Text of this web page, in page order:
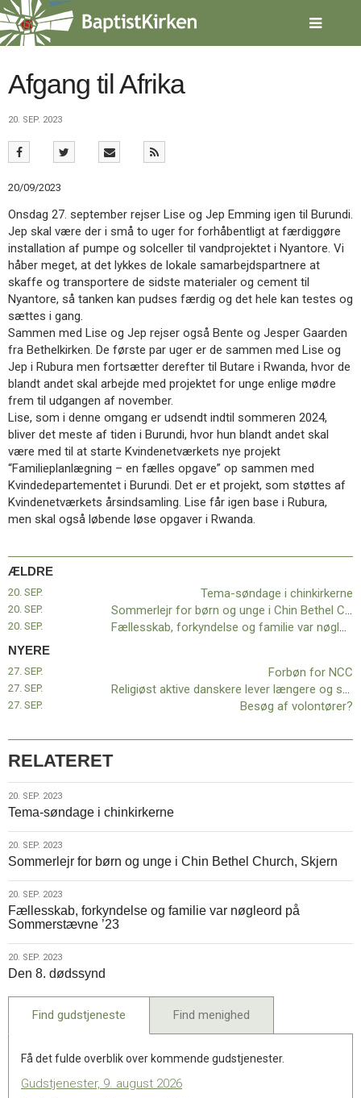
Spring
menu
over
tilbage
forsiden
2.0:
Nyheder
3.0:
Kalender
4.0:
Inspiration
5.0:
Værktøjskassen
6.0:
Mission
7.0:
Om
BaptistKirken
8.0:
Kontakt
9.0:
Forside
10.0:
Nyheder
11.0:
Kalender
12.0:
Inspiration
13.0:
Værktøjskassen
14.0:
Mission
15.0:
Om
BaptistKirken
16.0:
Kontakt
Næste
indlæg:
NCC Forrige
Tema-
søndage
chinkirkerne
Afgang til Afrika
20. SEP. 2023
20/09/2023
Onsdag 27. september rejser Lise og Jep Emming igen til Burundi.
Jep skal være der i små to uger for forhåbentligt at færdiggøre
installation af pumpe og solceller til vandprojektet i Nyantore. Vi
håber meget, at det lykkes de lokale samarbejdspartnere at
skaffe og transportere de sidste materialer og cement til
Nyantore, så tanken kan pudses færdig og det hele kan testes og
sættes i gang.
Sammen med Lise og Jep rejser også Bente og Jesper Gaarden
fra Bethelkirken. De første par uger er de sammen med Lise og
Jep i Rubura men fortsætter derefter til Butare i Rwanda, hvor de
blandt andet skal arbejde med projektet for unge enlige mødre
frem til udgangen af november.
Lise, som i denne omgang er udsendt indtil sommeren 2024,
bliver det meste af tiden i Burundi, hvor hun blandt andet skal
være med til at starte Kvindenetværkets nye projekt
“Familieplanlægning – en fælles opgave” op sammen med
Kvindedepartementet i Burundi. Det er et projekt, som støttes af
Kvindenetværkets årsindsamling. Lise får igen base i Rubura,
men skal også løbende løse opgaver i Rwanda.
ÆLDRE
20. SEP. Tema-søndage i chinkirkerne
20. SEP. Sommerlejr for børn og unge i Chin Bethel Church, Skjern
20. SEP. Fællesskab, forkyndelse og familie var nøgleord på Sommerstævne ’23
NYERE
Forbøn for NCC
27. SEP.
Religiøst aktive danskere lever længere og sundere
27. SEP.
Besøg af volontører?
27. SEP.
RELATERET
20.
sep.
2023
20. SEP. 2023
Tema-søndage i chinkirkerne
20.
sep.
2023
20. SEP. 2023
Sommerlejr for børn og unge i Chin Bethel Church, Skjern
20.
sep.
2023
20. SEP. 2023
Fællesskab, forkyndelse og familie var nøgleord på
Sommerstævne ’23
20.
sep.
2023
20. SEP. 2023
Den 8. dødssynd
Find gudstjeneste Find menighed
Få det fulde overblik over kommende gudstjenester.
Gudstjenester, 9. august 2026